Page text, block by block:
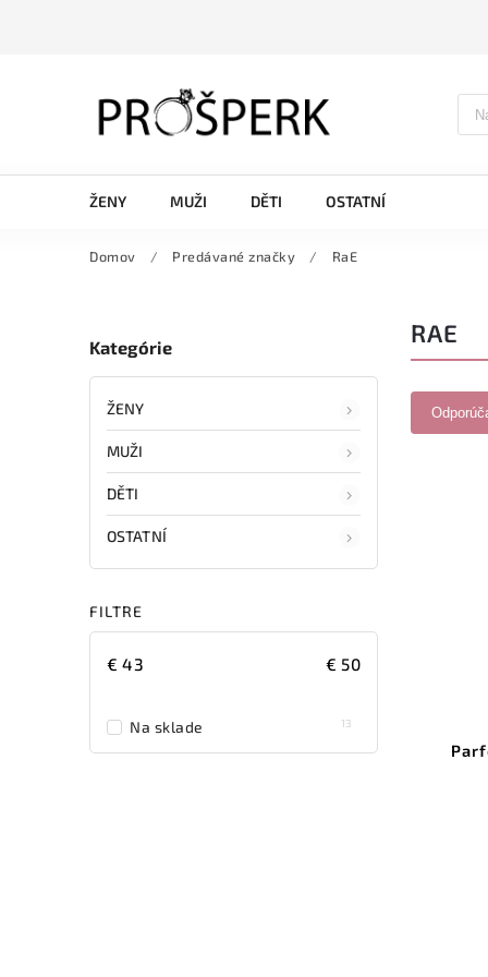
ŽENY MUŽI DĚTI OSTATNÍ
Domov / Predávané značky / RaE
Kategórie
ŽENY
MUŽI
DĚTI
OSTATNÍ
FILTRE
€ 43 € 50
Na sklade 13
RAE